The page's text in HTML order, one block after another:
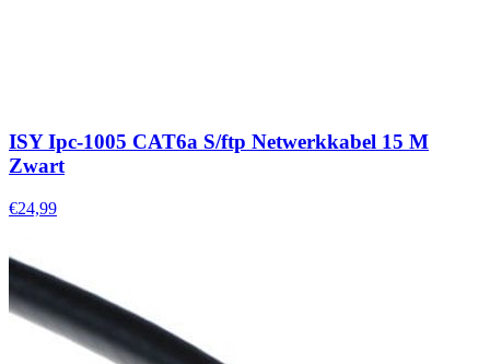
ISY Ipc-1005 CAT6a S/ftp Netwerkkabel 15 M
Zwart
€24,99